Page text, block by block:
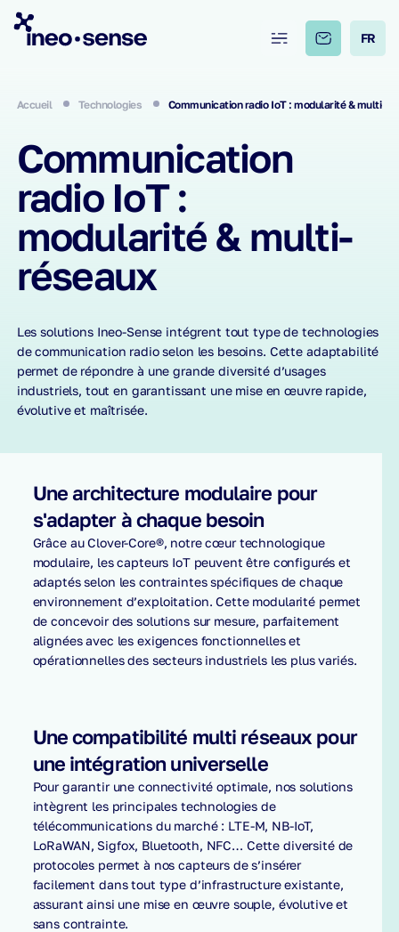
FR
Accueil Technologies Communication radio IoT : modularité & multi-
Communication
radio IoT :
modularité & multi-
réseaux
Les solutions Ineo-Sense intégrent tout type de technologies
de communication radio selon les besoins. Cette adaptabilité
permet de répondre à une grande diversité d’usages
industriels, tout en garantissant une mise en œuvre rapide,
évolutive et maîtrisée.
Une architecture modulaire pour
s'adapter à chaque besoin
Grâce au Clover-Core®, notre cœur technologique
modulaire, les capteurs IoT peuvent être configurés et
adaptés selon les contraintes spécifiques de chaque
environnement d’exploitation. Cette modularité permet
de concevoir des solutions sur mesure, parfaitement
alignées avec les exigences fonctionnelles et
opérationnelles des secteurs industriels les plus variés.
Une compatibilité multi réseaux pour
une intégration universelle
Pour garantir une connectivité optimale, nos solutions
intègrent les principales technologies de
télécommunications du marché : LTE-M, NB-IoT,
LoRaWAN, Sigfox, Bluetooth, NFC… Cette diversité de
protocoles permet à nos capteurs de s’insérer
facilement dans tout type d’infrastructure existante,
assurant ainsi une mise en œuvre souple, évolutive et
sans contrainte.